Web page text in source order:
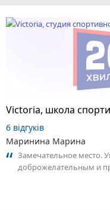
6 відгуків
Маринина Марина
Замечательное место.
доброжелательным и